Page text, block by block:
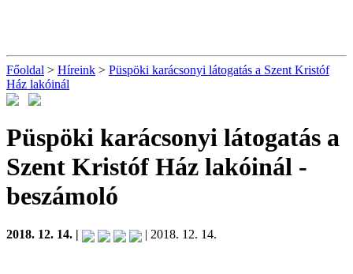
Főoldal > Híreink > Püspöki karácsonyi látogatás a Szent Kristóf
Ház lakóinál
Püspöki karácsonyi látogatás a
Szent Kristóf Ház lakóinál -
beszámoló
2018. 12. 14. | | 2018. 12. 14.